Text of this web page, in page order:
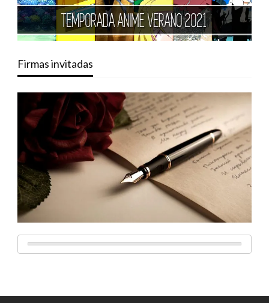
Firmas invitadas